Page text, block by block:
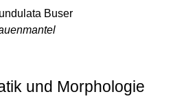
Buser
und Morphologie